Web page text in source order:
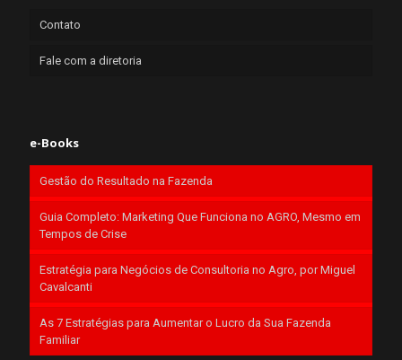
Contato
Fale com a diretoria
e-Books
Gestão do Resultado na Fazenda
Guia Completo: Marketing Que Funciona no AGRO, Mesmo em
Tempos de Crise
Estratégia para Negócios de Consultoria no Agro, por Miguel
Cavalcanti
As 7 Estratégias para Aumentar o Lucro da Sua Fazenda
Familiar